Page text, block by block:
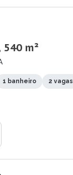
m²
1 banheiro 2 vagas